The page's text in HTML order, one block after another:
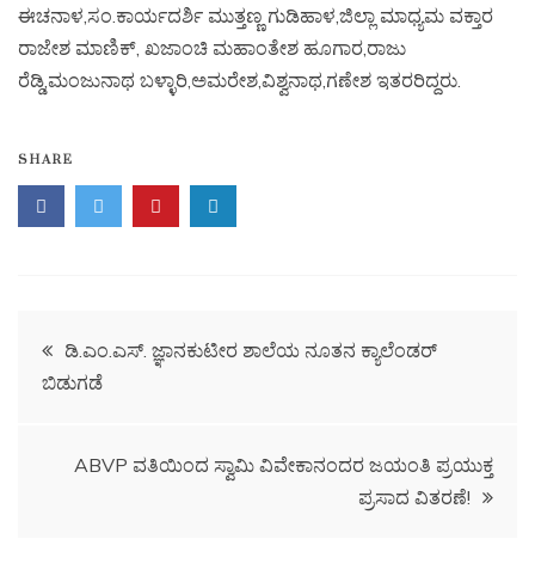
ಈಚನಾಳ,ಸಂ.ಕಾರ್ಯದರ್ಶಿ ಮುತ್ತಣ್ಣ ಗುಡಿಹಾಳ,ಜಿಲ್ಲಾ ಮಾಧ್ಯಮ ವಕ್ತಾರ
ರಾಜೇಶ ಮಾಣಿಕ್, ಖಜಾಂಚಿ ಮಹಾಂತೇಶ ಹೂಗಾರ,ರಾಜು
ರೆಡ್ಡಿ,ಮಂಜುನಾಥ ಬಳ್ಳಾರಿ,ಅಮರೇಶ,ವಿಶ್ವನಾಥ,ಗಣೇಶ ಇತರರಿದ್ದರು.
SHARE
ಡಿ.ಎಂ.ಎಸ್‌. ಜ್ಞಾನಕುಟೀರ ಶಾಲೆಯ ನೂತನ ಕ್ಯಾಲೆಂಡ‌ರ್
ಬಿಡುಗಡೆ
ABVP ವತಿಯಿಂದ ಸ್ವಾಮಿ ವಿವೇಕಾನಂದರ ಜಯಂತಿ ಪ್ರಯುಕ್ತ
ಪ್ರಸಾದ ವಿತರಣೆ!